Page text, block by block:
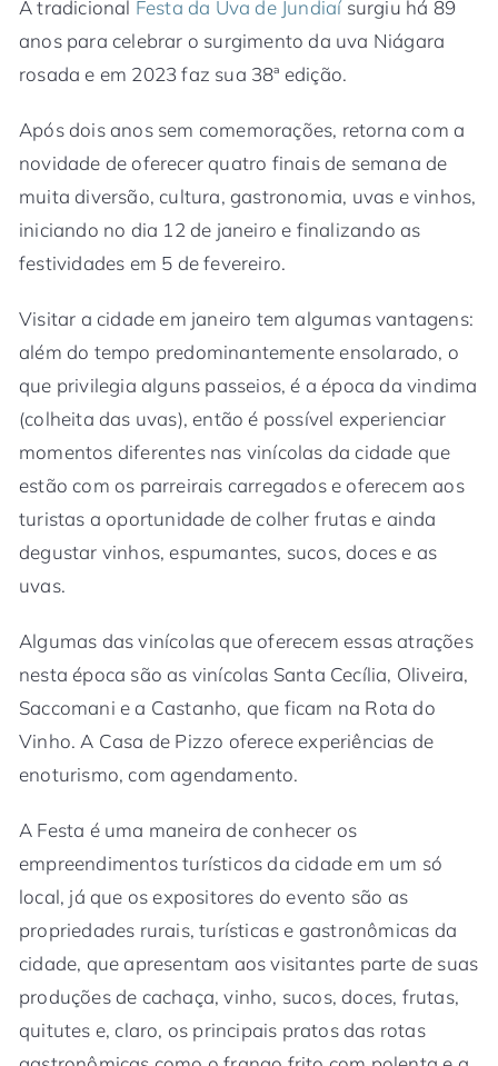
A tradicional Festa da Uva de Jundiaísurgiu há 89
anos para celebrar o surgimento da uva Niágara
rosada e em 2023 faz sua 38ª edição.
Após dois anos sem comemorações, retorna com a
novidade de oferecer quatro finais de semana de
muita diversão, cultura, gastronomia, uvas e vinhos,
iniciando no dia 12 de janeiro e finalizando as
festividades em 5 de fevereiro.
Visitar a cidade em janeiro tem algumas vantagens:
além do tempo predominantemente ensolarado, o
que privilegia alguns passeios, é a época da vindima
(colheita das uvas), então é possível experienciar
momentos diferentes nas vinícolas da cidade que
estão com os parreirais carregados e oferecem aos
turistas a oportunidade de colher frutas e ainda
degustar vinhos, espumantes, sucos, doces e as
uvas.
Algumas das vinícolas que oferecem essas atrações
nesta época são as vinícolas Santa Cecília, Oliveira,
Saccomani e a Castanho, que ficam na Rota do
Vinho. A Casa de Pizzo oferece experiências de
enoturismo, com agendamento.
A Festa é uma maneira de conhecer os
empreendimentos turísticos da cidade em um só
local, já que os expositores do evento são as
propriedades rurais, turísticas e gastronômicas da
cidade, que apresentam aos visitantes parte de suas
produções de cachaça, vinho, sucos, doces, frutas,
quitutes e, claro, os principais pratos das rotas